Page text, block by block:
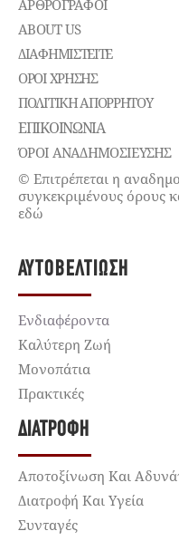
ΑΡΘΡΟΓΡΑΦΟΙ
ABOUT US
ΔΙΑΦΗΜΙΣΤΕΊΤΕ
ΌΡΟΙ ΧΡΉΣΗΣ
ΠΟΛΙΤΙΚΉ ΑΠΟΡΡΉΤΟΥ
ΕΠΙΚΟΙΝΩΝΊΑ
ΌΡΟΙ ΑΝΑΔΗΜΟΣΙΕΥΣΗΣ
© Επιτρέπεται η
συγκεκριμένους όρους
εδώ
ΑΥΤΟΒΕΛΤΊΩΣΗ
Ενδιαφέροντα
Καλύτερη Ζωή
Μονοπάτια
Πρακτικές
ΔΙΑΤΡΟΦΉ
Αποτοξίνωση Και
Διατροφή Και Υγεία
Συνταγές